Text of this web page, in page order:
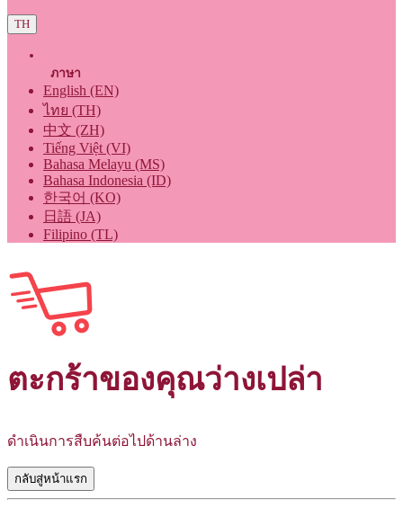
TH
ภาษา
English (EN)
ไทย (TH)
中文 (ZH)
Tiếng Việt (VI)
Bahasa Melayu (MS)
Bahasa Indonesia (ID)
한국어 (KO)
日語 (JA)
Filipino (TL)
ตะกร้าของคุณว่างเปล่า
ดำเนินการสืบค้นต่อไปด้านล่าง
กลับสู่หน้าแรก